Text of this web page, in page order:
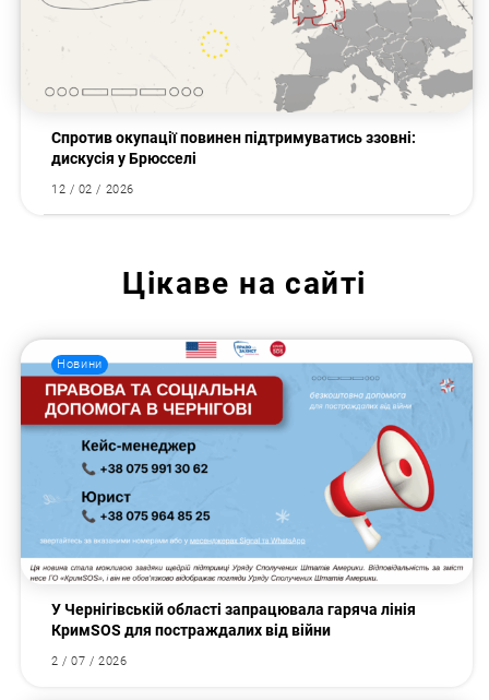
Спротив окупації повинен підтримуватись ззовні:
дискусія у Брюсселі
12 / 02 / 2026
Цікаве на сайті
Новини
У Чернігівській області запрацювала гаряча лінія
КримSOS для постраждалих від війни
2 / 07 / 2026